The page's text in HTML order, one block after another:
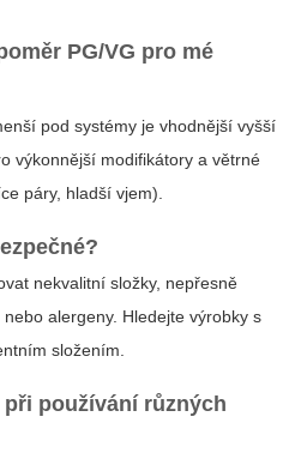
PG/VG pro mé
pod systémy je vhodnější vyšší
výkonnější modifikátory a větrné
páry, hladší vjem).
nekvalitní složky, nepřesně
alergeny. Hledejte výrobky s
složením.
používání různých